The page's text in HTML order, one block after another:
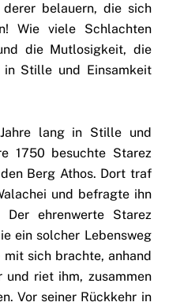
belauern, die sich
Wie viele Schlachten
die Mutlosigkeit, die
in Stille und Einsamkeit
lang in Stille und
1750 besuchte Starez
Berg Athos. Dort traf
und befragte ihn
Der ehrenwerte Starez
ein solcher Lebensweg
sich brachte, anhand
und riet ihm, zusammen
Vor seiner Rückkehr in